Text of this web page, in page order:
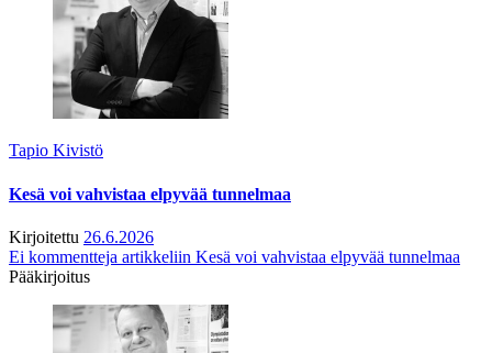
Tapio Kivistö
Kesä voi vahvistaa elpyvää tunnelmaa
Kirjoitettu 26.6.2026
Ei kommentteja artikkeliin Kesä voi vahvistaa elpyvää tunnelmaa
Pääkirjoitus